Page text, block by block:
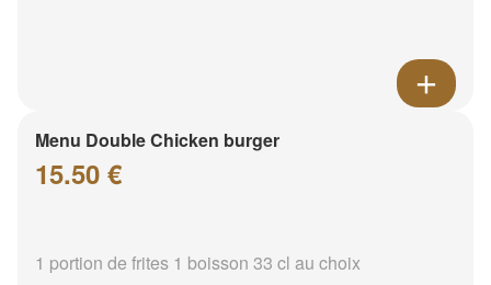
Menu Double Chicken burger
15.50 €
1 portion de frites 1 boisson 33 cl au choix